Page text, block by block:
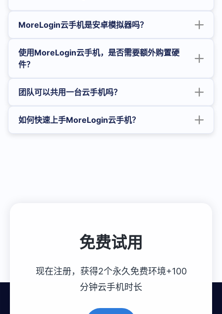
MoreLogin云手机是安卓模拟器吗？
使用MoreLogin云手机，是否需要额外购置硬
件？
团队可以共用一台云手机吗？
如何快速上手MoreLogin云手机？
免费试用
现在注册，获得2个永久免费环境+100
分钟云手机时长